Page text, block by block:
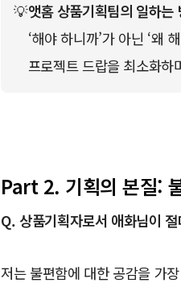
💡앳홈 상품기획팀의 일하는
‘해야 하니까’가 아닌 ‘왜
프로젝트 드랍을 최소화
Part 2. 기획의 본질:
Q. 상품기획자로서 애화님이
저는 불편함에 대한 공감을 가